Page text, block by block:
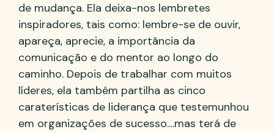
de mudança. Ela deixa-nos lembretes
inspiradores, tais como: lembre-se de ouvir,
apareça, aprecie, a importância da
comunicação e do mentor ao longo do
caminho. Depois de trabalhar com muitos
líderes, ela também partilha as cinco
caraterísticas de liderança que testemunhou
em organizações de sucesso....mas terá de